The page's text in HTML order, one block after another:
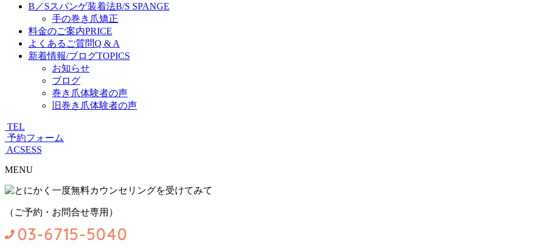
B／Sスパンゲ装着法B/S SPANGE
手の巻き爪矯正
料金のご案内PRICE
よくあるご質問Q & A
新着情報/ブログTOPICS
お知らせ
ブログ
巻き爪体験者の声
旧巻き爪体験者の声
TEL
予約フォーム
ACSESS
MENU
（ご予約・お問合せ専用）